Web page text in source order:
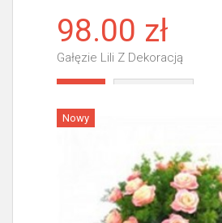
98.00 zł
Gałęzie Lili Z Dekoracją
Nowy